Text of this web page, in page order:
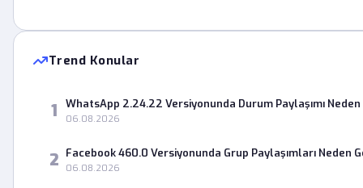
Trend Konular
1 WhatsApp 2.24.22 Versiyonunda Durum Paylaşımı
06.08.2026
2 Facebook 460.0 Versiyonunda Grup Paylaşımları Neden
06.08.2026